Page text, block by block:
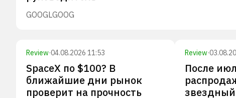
GOOGLGOOG
Review·04.08.2026 11:53
SpaceX по $100? В
ближайшие дни рынок
проверит на прочность
Review·
После
звездный